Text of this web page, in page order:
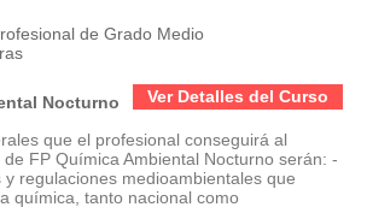
de Grado Medio
Ver Detalles del Curso
Nocturno
que el profesional conseguirá al
FP Química Ambiental Nocturno serán: -
regulaciones medioambientales que
química, tanto nacional como